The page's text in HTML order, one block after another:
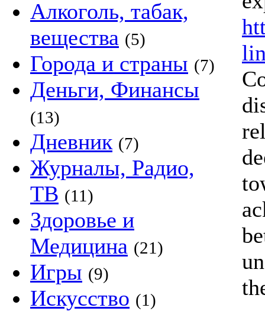
Алкоголь, табак,
вещества (5)
Города и страны (7)
Деньги, Финансы
(13)
Дневник (7)
Журналы, Радио,
ТВ (11)
Здоровье и
Медицина (21)
Игры (9)
Искусство (1)